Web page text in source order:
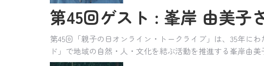
第45回ゲスト : 峯岸 由美子
第45回「親子の日オンライン・トークライブ」は、35年に
ド」で地域の自然・人・文化を結ぶ活動を推進する峯岸由